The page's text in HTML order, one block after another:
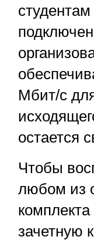
Мбит/с
остается
Чтобы
любом из
зачетную